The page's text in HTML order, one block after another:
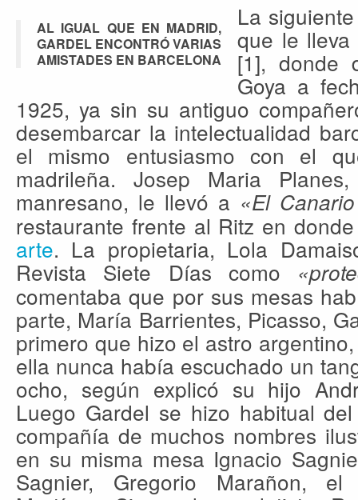
AL IGUAL QUE EN MADRID,
GARDEL ENCONTRÓ VARIAS
AMISTADES EN BARCELONA
La
que le
[1], donde
Goya a
1925, ya sin su antiguo
desembarcar la intelectualidad
el mismo entusiasmo con el
madrileña. Josep Maria
manresano, le llevó a «El
restaurante frente al Ritz en
arte. La propietaria, Lola
Revista Siete Días como
comentaba que por sus mesas
parte, María Barrientes, Picasso,
primero que hizo el astro
ella nunca había escuchado un
ocho, según explicó su hijo
Luego Gardel se hizo habitual
compañía de muchos nombres
en su misma mesa Ignacio
Sagnier, Gregorio Marañon, el